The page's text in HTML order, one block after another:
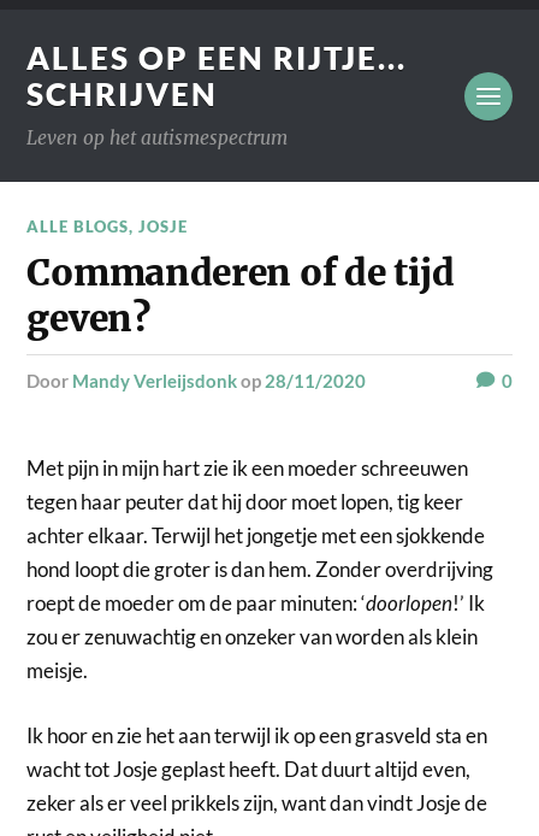
ALLES OP EEN RIJTJE...
SCHRIJVEN
Leven op het autismespectrum
ALLE BLOGS,JOSJE
Commanderen of de tijd
geven?
door Mandy Verleijsdonkop 28/11/2020 0
Met pijn in mijn hart zie ik een moeder schreeuwen
tegen haar peuter dat hij door moet lopen, tig keer
achter elkaar. Terwijl het jongetje met een sjokkende
hond loopt die groter is dan hem. Zonder overdrijving
roept de moeder om de paar minuten: ‘doorlopen!’ Ik
zou er zenuwachtig en onzeker van worden als klein
meisje.
Ik hoor en zie het aan terwijl ik op een grasveld sta en
wacht tot Josje geplast heeft. Dat duurt altijd even,
zeker als er veel prikkels zijn, want dan vindt Josje de